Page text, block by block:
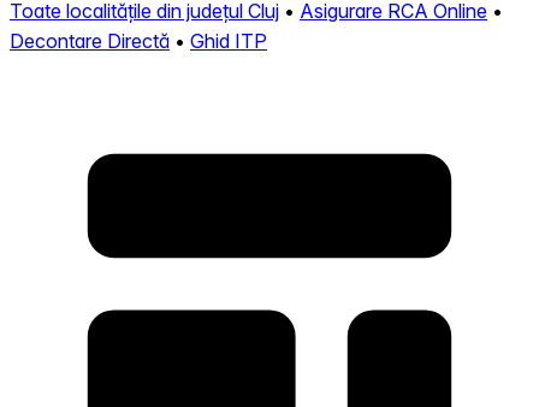
Toate localitățile din județul Cluj • Asigurare RCA Online •
Decontare Directă • Ghid ITP